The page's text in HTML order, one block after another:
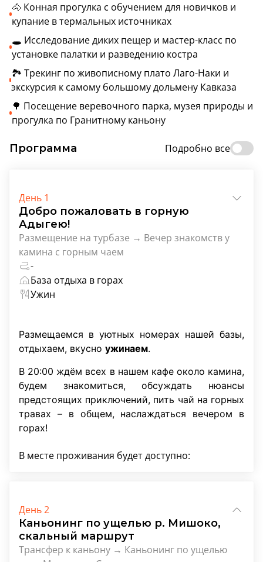
🐴 Конная прогулка с обучением для новичков и
купание в термальных источниках
🕳️ Исследование диких пещер и мастер-класс по
установке палатки и разведению костра
🏞️ Трекинг по живописному плато Лаго-Наки и
экскурсия к самому большому дольмену Кавказа
🌳 Посещение веревочного парка, музея природы и
прогулка по Гранитному каньону
Программа Подробно все
День 1
Добро пожаловать в горную
Адыгею!
Размещение на турбазе → Вечер знакомств у
камина с горным чаем
-
База отдыха в горах
Ужин
Размещаемся в уютных номерах нашей базы,
отдыхаем, вкусно ужинаем.
В 20:00 ждём всех в нашем кафе около камина,
будем знакомиться, обсуждать нюансы
предстоящих приключений, пить чай на горных
травах – в общем, наслаждаться вечером в
горах!
В месте проживания будет доступно:
День 2
Каньонинг по ущелью р. Мишоко,
скальный маршрут
Трансфер к каньону → Каньонинг по ущелью